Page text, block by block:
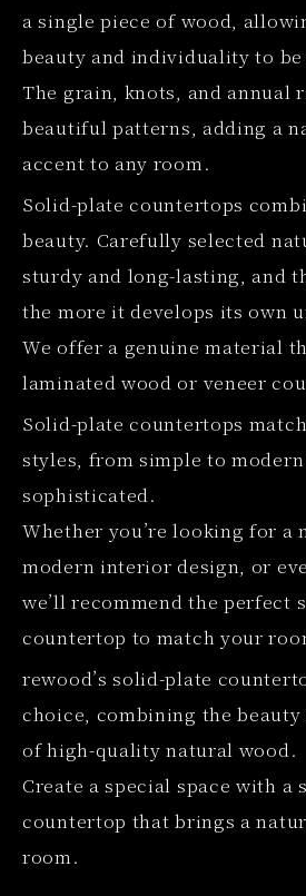
a single piece of wood,
beauty and individuality to
The grain, knots, and annual
beautiful patterns, adding a
accent to any room.
Solid-plate countertops
beauty. Carefully selected
sturdy and long-lasting, and
the more it develops its own
We offer a genuine material
laminated wood or veneer
Solid-plate countertops
styles, from simple to
sophisticated.
Whether you’re looking for a
modern interior design, or
we’ll recommend the perfect
countertop to match your
rewood’s solid-plate
choice, combining the
of high-quality natural wood.
Create a special space with a
countertop that brings a
room.